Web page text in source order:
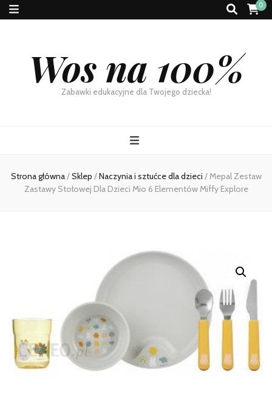
0
Wos na 100%
Zabawki edukacyjne dla Twojego dziecka!
Strona główna/Sklep /Naczynia i sztućce dla dzieci /Mepal Zestaw
Zastawy Stołowej Dla Dzieci Mio 6 Elementów Miffy Explore